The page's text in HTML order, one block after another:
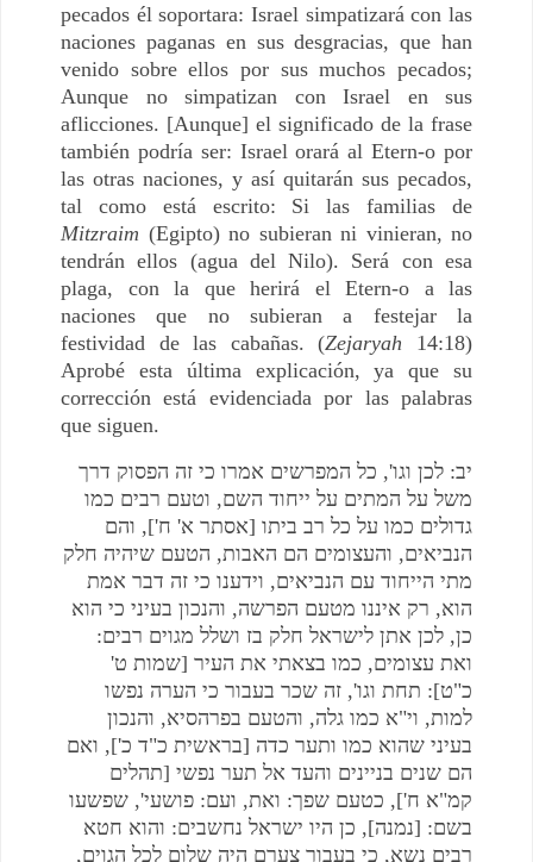
pecados él soportara: Israel simpatizará con las
naciones paganas en sus desgracias, que han
venido sobre ellos por sus muchos pecados;
Aunque no simpatizan con Israel en sus
aflicciones. [Aunque] el significado de la frase
también podría ser: Israel orará al Etern-o por
las otras naciones, y así quitarán sus pecados,
tal como está escrito: Si las familias de
Mitzraim (Egipto) no subieran ni vinieran, no
tendrán ellos (agua del Nilo). Será con esa
plaga, con la que herirá el Etern-o a las
naciones que no subieran a festejar la
festividad de las cabañas. (Zejaryah 14:18)
Aprobé esta última explicación, ya que su
corrección está evidenciada por las palabras
que siguen.
משל על המתים על ייחוד השם, וטעם רבים כמו
גדולים כמו על כל רב ביתו [אסתר א' ח'], והם
הנביאים, והעצומים הם האבות, הטעם שיהיה חלק
מתי הייחוד עם הנביאים, וידענו כי זה דבר אמת
הוא, רק איננו מטעם הפרשה, והנכון בעיני כי הוא
כן, לכן אתן לישראל חלק בז ושלל מגוים רבים:
ואת עצומים, כמו בצאתי את העיר [שמות ט'
כ"ט]: תחת וגו', זה שכר בעבור כי הערה נפשו
למות, וי"א כמו גלה, והטעם בפרהסיא, והנכון
בעיני שהוא כמו ותער כדה [בראשית כ"ד כ'], ואם
הם שנים בניינים והעד אל תער נפשי [תהלים
קמ"א ח'], כטעם שפך: ואת, ועם: פושעי', שפשעו
בשם: [נמנה], כן היו ישראל נחשבים: והוא חטא
רבים נשא, כי בעבור צערם היה שלום לכל הגוים,